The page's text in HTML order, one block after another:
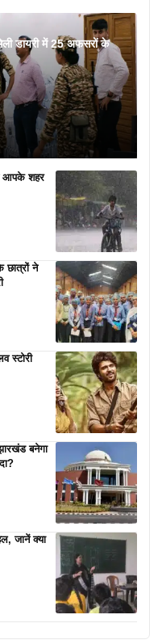
डायरी में 25 अफसरों के
आपके शहर
ने
स्टोरी
बनेगा
जानें क्या